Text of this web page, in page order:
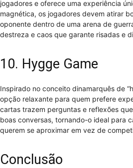
jogadores e oferece uma experiência
magnética, os jogadores devem atirar
oponente dentro de uma arena de
destreza e caos que garante risadas e
10. Hygge Game
Inspirado no conceito dinamarquês de
opção relaxante para quem prefere
cartas trazem perguntas e reflexões
boas conversas, tornando-o ideal para
querem se aproximar em vez de
Conclusão